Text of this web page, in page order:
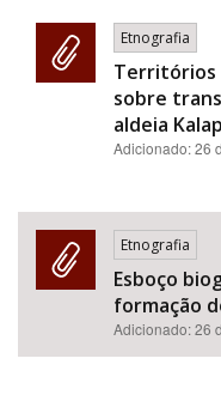
Etnografia
Territórios
sobre
aldeia
Adicionado:26
Etnografia
Esboço
formação
Adicionado:26